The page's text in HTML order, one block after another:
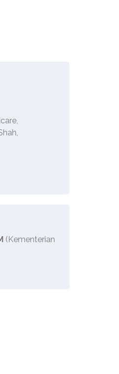
(Kementerian